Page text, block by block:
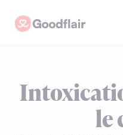
content
Goodflair
le